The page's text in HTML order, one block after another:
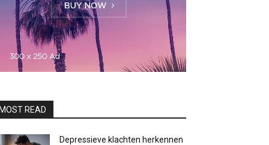
READ
Depressieve klachten herkennen